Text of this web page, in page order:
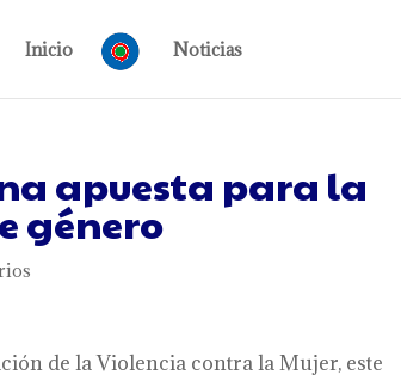
Inicio Noticias
apuesta para la
género
de la Violencia contra la Mujer, este